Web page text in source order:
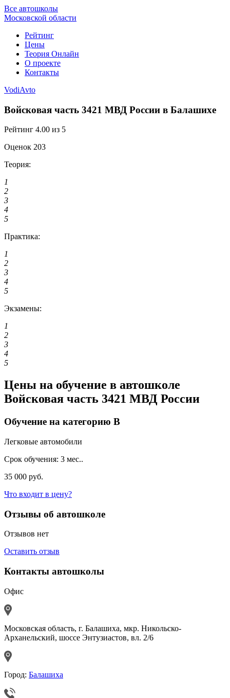
Все автошколы
Московской области
Рейтинг
Цены
Теория Онлайн
О проекте
Контакты
VodiAvto
Войсковая часть 3421 МВД России в Балашихе
Рейтинг 4.00 из 5
Оценок 203
Теория:
1
2
3
4
5
Практика:
1
2
3
4
5
Экзамены:
1
2
3
4
5
Цены на обучение в автошколе
Войсковая часть 3421 МВД России
Обучение на категорию B
Легковые автомобили
Срок обучения: 3 мес..
35 000 руб.
Что входит в цену?
Отзывы об автошколе
Отзывов нет
Оставить отзыв
Контакты автошколы
Офис
Московская область, г. Балашиха, мкр. Никольско-
Арханельский, шоссе Энтузиастов, вл. 2/6
Город: Балашиха